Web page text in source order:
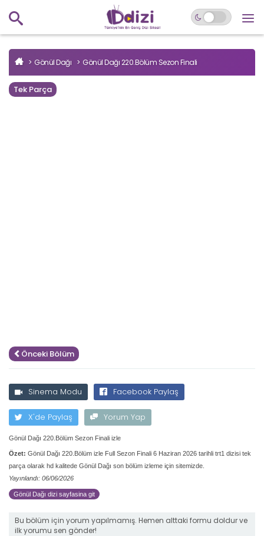
Gönül Dağı Gönül Dağı 220.Bölüm Sezon Finali
Tek Parça
Önceki Bölüm
Sinema Modu Facebook Paylaş
X'de Paylaş Yorum Yap
Gönül Dağı 220.Bölüm Sezon Finali izle
Özet: Gönül Dağı 220.Bölüm izle Full Sezon Finali 6 Haziran 2026 tarihli trt1 dizisi tek
parça olarak hd kalitede Gönül Dağı son bölüm izleme için sitemizde.
Yayınlandı: 06/06/2026
Gönül Dağı dizi sayfasina git
Bu bölüm için yorum yapılmamış. Hemen alttaki formu doldur ve
ilk yorumu sen gönder!